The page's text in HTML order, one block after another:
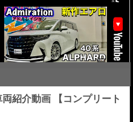
紹介動画 【コンプリート